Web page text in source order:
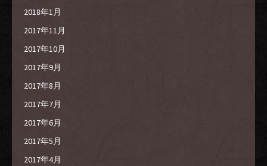
2018年1月
2017年11月
2017年10月
2017年9月
2017年8月
2017年7月
2017年6月
2017年5月
2017年4月